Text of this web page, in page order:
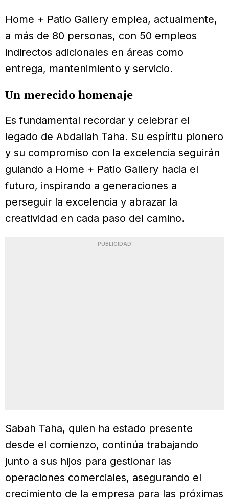
Home + Patio Gallery emplea, actualmente,
a más de 80 personas, con 50 empleos
indirectos adicionales en áreas como
entrega, mantenimiento y servicio.
Un merecido homenaje
Es fundamental recordar y celebrar el
legado de Abdallah Taha. Su espíritu pionero
y su compromiso con la excelencia seguirán
guiando a Home + Patio Gallery hacia el
futuro, inspirando a generaciones a
perseguir la excelencia y abrazar la
creatividad en cada paso del camino.
PUBLICIDAD
Sabah Taha, quien ha estado presente
desde el comienzo, continúa trabajando
junto a sus hijos para gestionar las
operaciones comerciales, asegurando el
crecimiento de la empresa para las próximas